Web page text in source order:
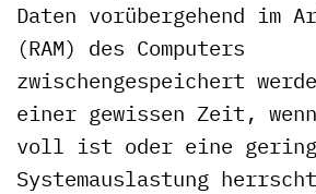
Daten vorübergehend im
(RAM) des Computers
zwischengespeichert
einer gewissen Zeit,
voll ist oder eine
Systemauslastung